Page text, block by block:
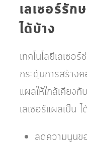
เลเซอร์รัก
ได้บ้าง
เทคโนโลยีเลเซ
กระตุ้นการสร้าง
แผลให้ใกล้เคียง
เลเซอร์แผลเป็น ไ
ลดความนูนข